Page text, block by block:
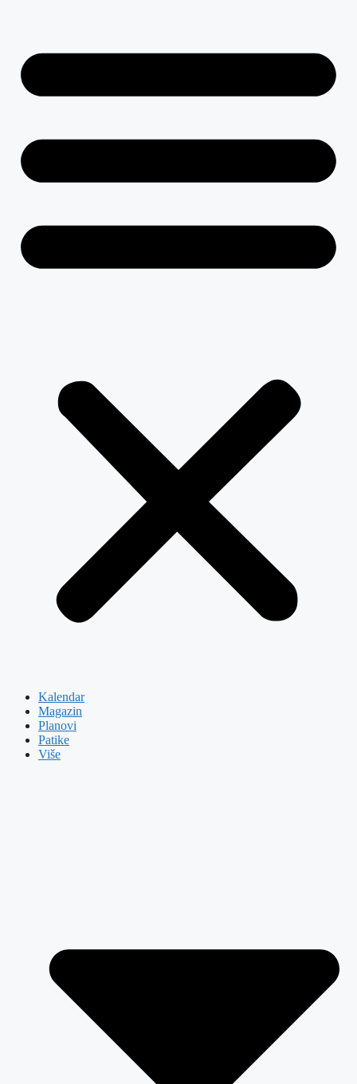
Kalendar
Magazin
Planovi
Patike
Više